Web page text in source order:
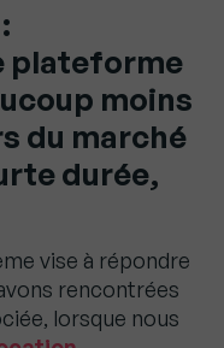
plateforme
moins
du marché
durée,
vise à répondre
rencontrées
lorsque nous